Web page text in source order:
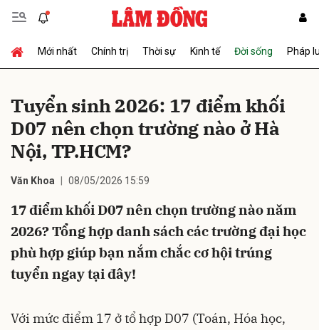
Mới nhất Chính trị Thời sự Kinh tế Đời sống Pháp
Tuyển sinh 2026: 17 điểm khối
D07 nên chọn trường nào ở Hà
Nội, TP.HCM?
Văn Khoa 08/05/2026 15:59
17 điểm khối D07 nên chọn trường nào năm
2026? Tổng hợp danh sách các trường đại học
phù hợp giúp bạn nắm chắc cơ hội trúng
tuyển ngay tại đây!
Với mức điểm 17 ở tổ hợp D07 (Toán, Hóa học,
Gửi bình luận
Hủy Gửi